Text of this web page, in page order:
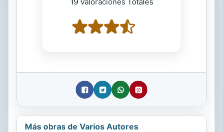
19 Valoraciones Totales
Más obras de Varios Autores